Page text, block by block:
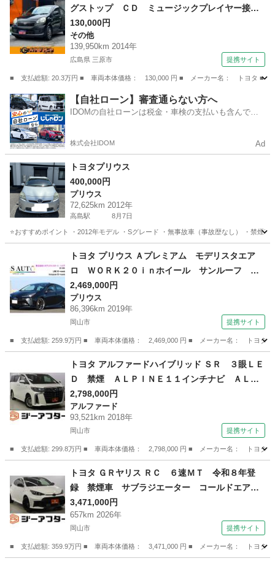
グストップ ＣＤ ミュージックプレイヤー接続
可 キーレスエントリー ＡＷ１４インチ エア
コン パワーウィンドウ パワーステアリング
ＡＢＳ 横滑り防止装置 運転席・助手席エアバ
130,000円
その他
139,950km 2014年
広島県 三原市 提携サイト
■ 支払総額: 20.3万円 ■ 車両本体価格： 130,000 円 ■ メーカー名： トヨタ ■
広島 三原市 その他
【自社ローン】審査通らない方へ
IDOMの自社ローンは税金・車検の支払いも含んでい
株式会社IDOM Ad
トヨタプリウス
400,000円
プリウス
72,625km 2012年
高島駅 8月7日
⭐️おすすめポイント ・2012年モデル ・Sグレード ・無事故車（事故歴なし） ・禁煙
高島駅 プリウス トヨタプリウス
トヨタ プリウス Ａプレミアム モデリスタエア
ロ ＷＯＲＫ２０ｉｎホイール サンルーフ 本
革シート アルパイン９型ナビ バックカメラ
ＥＴＣ Ｂｌｕｅｔｏｏｔｈ レーダークルー
ズ クリアランスソナー オートハイビーム 安
2,469,000円
プリウス
86,396km 2019年
岡山市 提携サイト
■ 支払総額: 259.9万円 ■ 車両本体価格： 2,469,000 円 ■ メーカー名： トヨタ
プリウス
トヨタ アルファードハイブリッド ＳＲ ３眼ＬＥ
Ｄ 禁煙 ＡＬＰＩＮＥ１１インチナビ ＡＬＰ
ＩＮＥ後席モニター フルセグ バックカメラ
トヨタセーフティセンス アダプティブクルーズ
コントロール 両側電動スライド 黒革シート
2,798,000円
アルファード
93,521km 2018年
岡山市 提携サイト
■ 支払総額: 299.8万円 ■ 車両本体価格： 2,798,000 円 ■ メーカー名： トヨタ
アルファード
トヨタ ＧＲヤリス ＲＣ ６速ＭＴ 令和８年登
録 禁煙車 サブラジエーター コールドエアイ
ンテークダクト インタークーラースプレー Ｇ
Ｒステアリングホイール ６速ＴＭＴ 大型エア
クリーナー １２．３型フル液晶メーター ＡＣ
Ｃ （検11.4）
3,471,000円
657km 2026年
岡山市 提携サイト
■ 支払総額: 359.9万円 ■ 車両本体価格： 3,471,000 円 ■ メーカー名： トヨ